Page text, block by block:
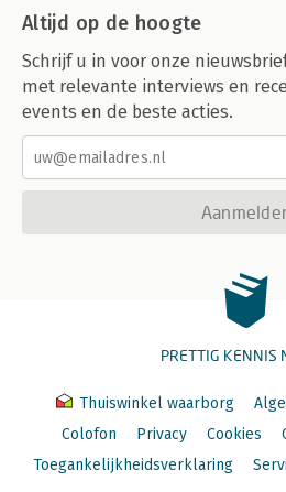
Altijd op de hoogte
Schrijf u in voor onze
met relevante interviews en
events en de beste acties.
PRETTIG KENNIS
Thuiswinkel waarborg
Colofon
Privacy Cookies
Toegankelijkheidsverklaring